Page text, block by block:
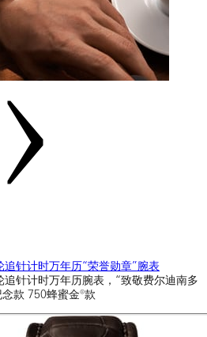
追针计时万年历“荣誉勋章”腕表
追针计时万年历腕表，“致敬费尔迪南多
念款 750蜂蜜金®款